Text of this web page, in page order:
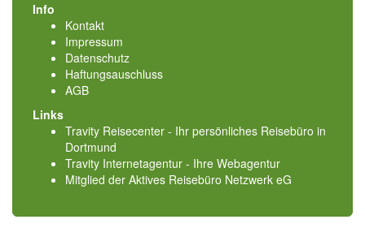
Info
Kontakt
Impressum
Datenschutz
Haftungsauschluss
AGB
Links
Travity Reisecenter - Ihr persönliches Reisebüro in
Dortmund
Travity Internetagentur - Ihre Webagentur
Mitglied der Aktives Reisebüro Netzwerk eG